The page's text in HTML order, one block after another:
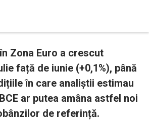
Zona Euro a crescut
față de iunie (+0,1%), până
în care analiștii estimau
ar putea amâna astfel noi
de referință.